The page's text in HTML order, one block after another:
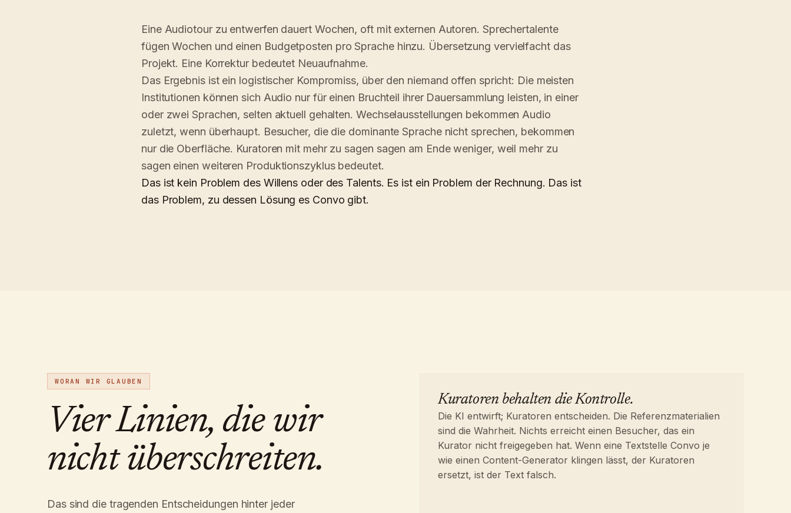
Eine Audiotour zu entwerfen dauert Wochen, oft mit externen Autoren. Sprechertalente
fügen Wochen und einen Budgetposten pro Sprache hinzu. Übersetzung vervielfacht das
Projekt. Eine Korrektur bedeutet Neuaufnahme.
Das Ergebnis ist ein logistischer Kompromiss, über den niemand offen spricht: Die meisten
Institutionen können sich Audio nur für einen Bruchteil ihrer Dauersammlung leisten, in einer
oder zwei Sprachen, selten aktuell gehalten. Wechselausstellungen bekommen Audio
zuletzt, wenn überhaupt. Besucher, die die dominante Sprache nicht sprechen, bekommen
nur die Oberfläche. Kuratoren mit mehr zu sagen sagen am Ende weniger, weil mehr zu
sagen einen weiteren Produktionszyklus bedeutet.
Das ist kein Problem des Willens oder des Talents. Es ist ein Problem der Rechnung. Das ist
das Problem, zu dessen Lösung es Convo gibt.
WORAN WIR GLAUBEN
Vier Linien, die wir
nicht überschreiten.
Das sind die tragenden Entscheidungen hinter jeder
Kuratoren behalten die Kontrolle.
Die KI entwirft; Kuratoren entscheiden. Die Referenzmaterialien
sind die Wahrheit. Nichts erreicht einen Besucher, das ein
Kurator nicht freigegeben hat. Wenn eine Textstelle Convo je
wie einen Content-Generator klingen lässt, der Kuratoren
ersetzt, ist der Text falsch.